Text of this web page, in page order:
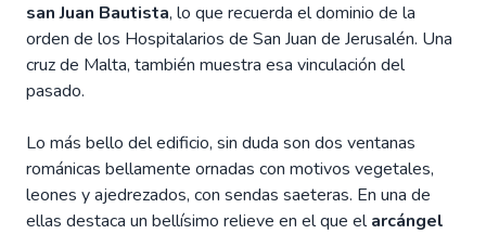
san Juan Bautista, lo que recuerda el dominio de la
orden de los Hospitalarios de San Juan de Jerusalén. Una
cruz de Malta, también muestra esa vinculación del
pasado.
Lo más bello del edificio, sin duda son dos ventanas
románicas bellamente ornadas con motivos vegetales,
leones y ajedrezados, con sendas saeteras. En una de
ellas destaca un bellísimo relieve en el que elarcángel